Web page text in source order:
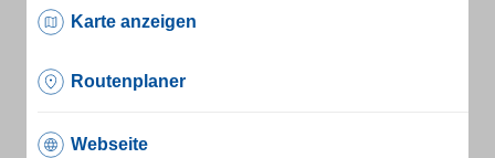
Karte anzeigen
Routenplaner
Webseite